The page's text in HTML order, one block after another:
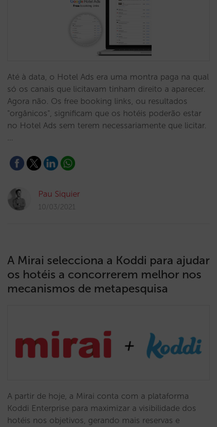
Até à data, o Hotel Ads era uma montra paga na qual
só os canais que licitavam tinham direito a aparecer.
Agora não. Os free booking links, ou resultados
"orgânicos", significam que os hotéis poderão estar
no Hotel Ads sem terem necessariamente que licitar.
…
Pau Siquier
10/03/2021
A Mirai selecciona a Koddi para ajudar
os hotéis a concorrerem melhor nos
mecanismos de metapesquisa
A partir de hoje, a Mirai conta com a plataforma
Koddi Enterprise para maximizar a visibilidade dos
hotéis nos objetivos, gerando mais reservas e